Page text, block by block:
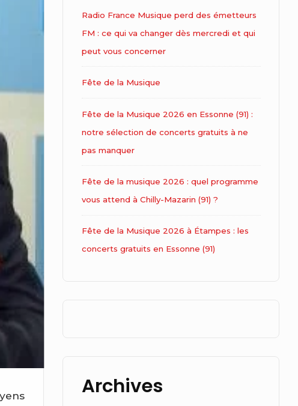
Radio France Musique perd des émetteurs
FM : ce qui va changer dès mercredi et qui
peut vous concerner
Fête de la Musique
Fête de la Musique 2026 en Essonne (91) :
notre sélection de concerts gratuits à ne
pas manquer
Fête de la musique 2026 : quel programme
vous attend à Chilly-Mazarin (91) ?
Fête de la Musique 2026 à Étampes : les
concerts gratuits en Essonne (91)
Archives